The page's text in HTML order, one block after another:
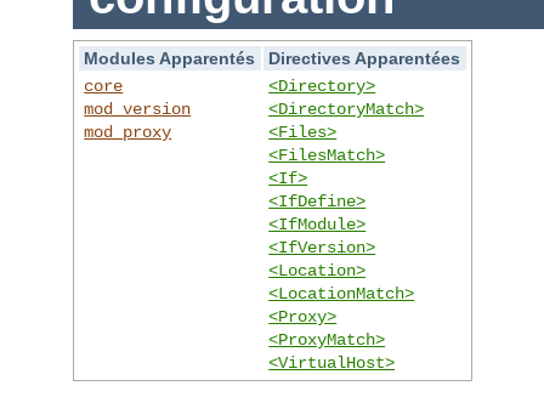
Modules Apparentés
Directives Apparentées
core
mod_version
mod_proxy
<Directory>
<DirectoryMatch>
<Files>
<FilesMatch>
<If>
<IfDefine>
<IfModule>
<IfVersion>
<Location>
<LocationMatch>
<Proxy>
<ProxyMatch>
<VirtualHost>